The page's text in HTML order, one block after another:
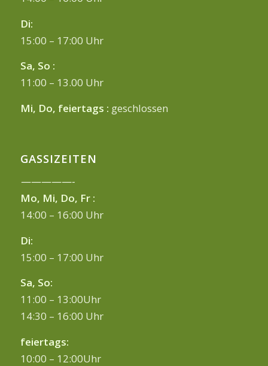
Di:
15:00 – 17:00 Uhr
Sa, So :
11:00 – 13.00 Uhr
Mi, Do, feiertags : geschlossen
GASSIZEITEN
—————-
Mo, Mi, Do, Fr :
14:00 – 16:00 Uhr
Di:
15:00 – 17:00 Uhr
Sa, So:
11:00 – 13:00Uhr
14:30 – 16:00 Uhr
feiertags:
10:00 – 12:00Uhr